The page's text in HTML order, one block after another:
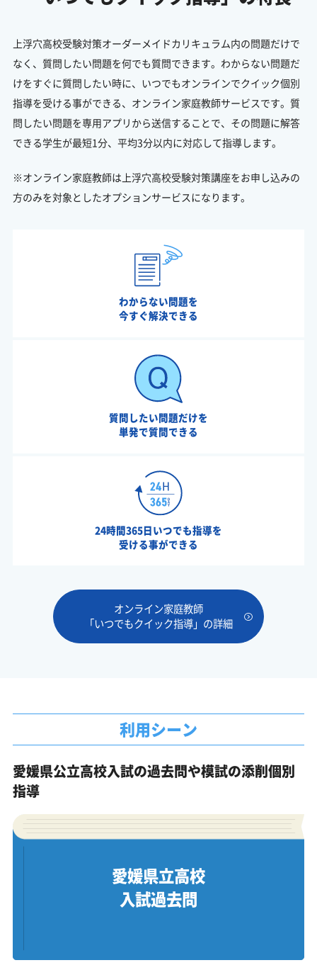
上浮穴高校受験対策オーダーメイドカリキュラム内の問題だけで
なく、質問したい問題を何でも質問できます。わからない問題だ
けをすぐに質問したい時に、いつでもオンラインでクイック個別
指導を受ける事ができる、オンライン家庭教師サービスです。質
問したい問題を専用アプリから送信することで、その問題に解答
できる学生が最短1分、平均3分以内に対応して指導します。
※オンライン家庭教師は上浮穴高校受験対策講座をお申し込みの
方のみを対象としたオプションサービスになります。
わからない問題を
今すぐ解決できる
質問したい問題だけを
単発で質問できる
24時間365日いつでも指導を
受ける事ができる
オンライン家庭教師
「いつでもクイック指導」の詳細
利用シーン
愛媛県公立高校入試の過去問や模試の添削個別
指導
愛媛県立高校
入試過去問